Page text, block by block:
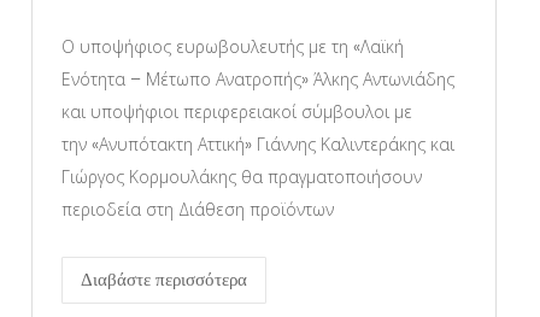
Ο υποψήφιος ευρωβουλευτής με τη «Λαϊκή
Ενότητα – Μέτωπο Ανατροπής» Άλκης Αντωνιάδης
και υποψήφιοι περιφερειακοί σύμβουλοι με
την «Ανυπότακτη Αττική» Γιάννης Καλιντεράκης και
Γιώργος Κορμουλάκης θα πραγματοποιήσουν
περιοδεία στη Διάθεση προϊόντων
Διαβάστε περισσότερα